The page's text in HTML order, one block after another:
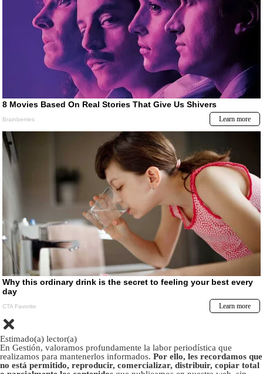
Estimado(a) lector(a)
En Gestión, valoramos profundamente la labor periodística que
realizamos para mantenerlos informados. Por ello, les recordamos que
no está permitido, reproducir, comercializar, distribuir, copiar total